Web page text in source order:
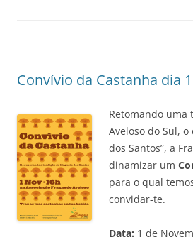
Convívio da Castanha dia
Retomando uma
Aveloso do Sul,
dos Santos”, a
dinamizar um
para o qual
convidar-te.
Data: 1 de